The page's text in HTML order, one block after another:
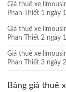
Giá thuê xe
Phan Thiết 1 ngày
Giá thuê xe
Phan Thiết 2 ngày
Giá thuê xe
Phan Thiết 3 ngày
Bảng giá thuê